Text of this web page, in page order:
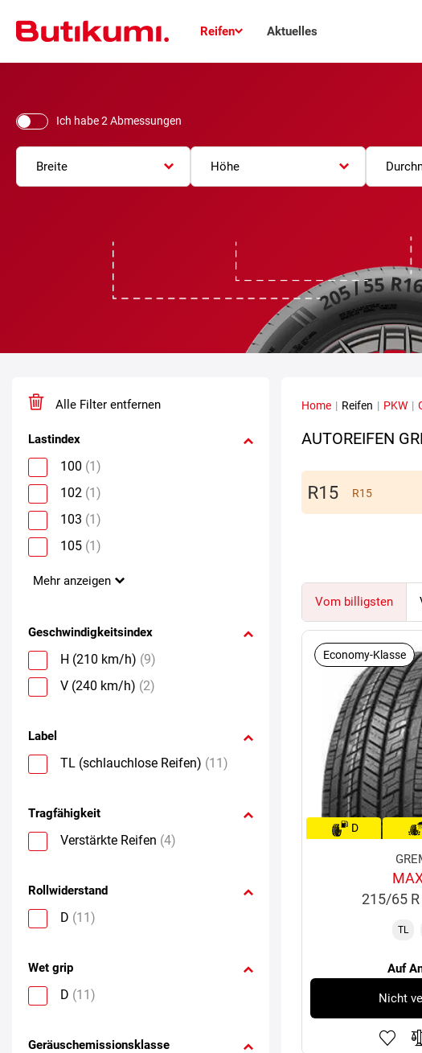
Reifen Aktuelles
Ich habe 2 Abmessungen
Breite Höhe
Alle Filter entfernen
Lastindex
100 (1)
102 (1)
103 (1)
105 (1)
Mehr anzeigen
Geschwindigkeitsindex
H (210 km/h) (9)
V (240 km/h) (2)
Label
TL (schlauchlose Reifen) (11)
Tragfähigkeit
Verstärkte Reifen (4)
Rollwiderstand
D (11)
Wet grip
D (11)
Geräuschemissionsklasse
Home | Reifen | PKW |
AUTOREIFEN
R15
Vom billigsten
Economy-Klasse
D
215/65
TL
Auf
Nicht